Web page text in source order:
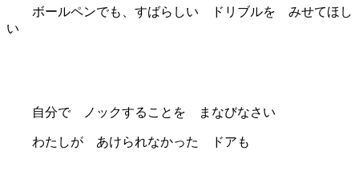
ボールペンでも、すばらしい ドリブルを みせてほし
い
自分で ノックすることを まなびなさい
わたしが あけられなかった ドアも